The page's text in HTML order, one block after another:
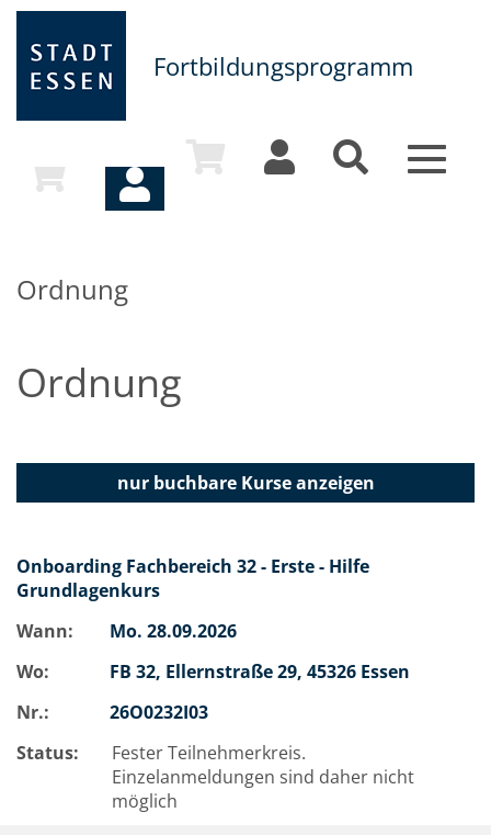
Fortbildungsprogramm
Toggle
Ordnung
Ordnung
nur buchbareKurse anzeigen
Onboarding Fachbereich 32 - Erste - Hilfe
Grundlagenkurs
Wann:
Mo. 28.09.2026
Wo:
FB 32, Ellernstraße 29, 45326 Essen
Nr.:
26O0232I03
Status:
Fester Teilnehmerkreis.
Einzelanmeldungen sind daher nicht
möglich